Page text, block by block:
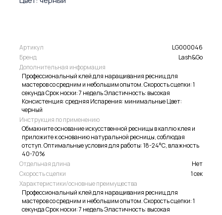
Артикул
LG000046
Бренд
Lash&Go
Дополнительная информация
Профессиональный клей для наращивания ресниц для
мастеров со средним и небольшим опытом. Скорость сцепки: 1
секунда Срок носки: 7 недель Эластичность: высокая
Консистенция: средняя Испарения: минимальные Цвет:
черный
Инструкция по применению
Обмакните основание искусственной ресницы в каплю клея и
приложите к основанию натуральной ресницы, соблюдая
отступ. Оптимальные условия для работы: 18-24°С, влажность
40-70%
Отдельная длина
Нет
Скорость сцепки
1 сек
Характеристики/основные преимущества
Профессиональный клей для наращивания ресниц для
мастеров со средним и небольшим опытом. Скорость сцепки: 1
секунда Срок носки: 7 недель Эластичность: высокая